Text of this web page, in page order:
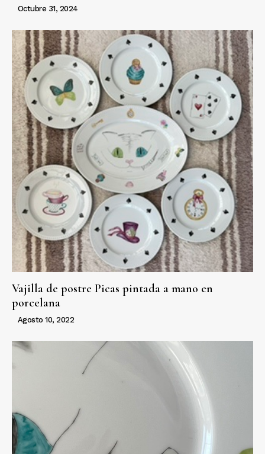
Octubre 31, 2024
Vajilla de postre Picas pintada a mano en
porcelana
Agosto 10, 2022